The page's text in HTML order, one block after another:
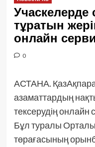
тұратын
онлайн
0
АСТАНА.
азаматтардың
тексерудің
Бұл туралы
төрағасының